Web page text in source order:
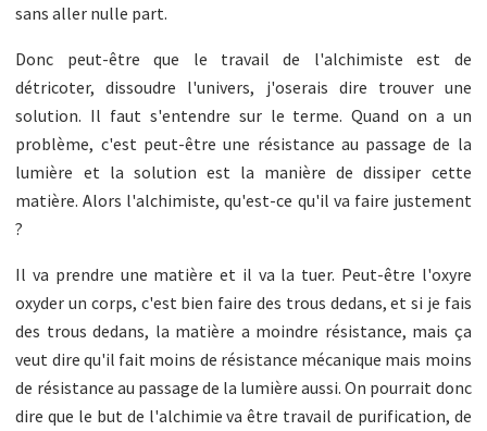
sans aller nulle part.
Donc peut-être que le travail de l'alchimiste est de
détricoter, dissoudre l'univers, j'oserais dire trouver une
solution. Il faut s'entendre sur le terme. Quand on a un
problème, c'est peut-être une résistance au passage de la
lumière et la solution est la manière de dissiper cette
matière. Alors l'alchimiste, qu'est-ce qu'il va faire justement
?
Il va prendre une matière et il va la tuer. Peut-être l'oxyre
oxyder un corps, c'est bien faire des trous dedans, et si je fais
des trous dedans, la matière a moindre résistance, mais ça
veut dire qu'il fait moins de résistance mécanique mais moins
de résistance au passage de la lumière aussi. On pourrait donc
dire que le but de l'alchimie va être travail de purification, de